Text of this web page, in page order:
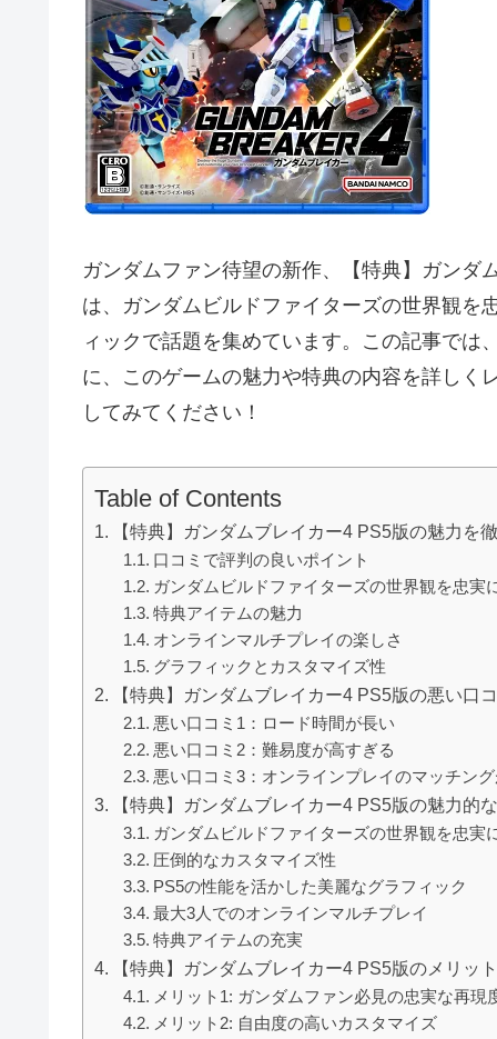
ガンダムファン待望の新作、【特典】ガンダ
は、ガンダムビルドファイターズの世界観を
ィックで話題を集めています。この記事で
に、このゲームの魅力や特典の内容を詳しく
してみてください！
Table of Contents
【特典】ガンダムブレイカー4 PS5版の魅力を
口コミで評判の良いポイント
ガンダムビルドファイターズの世界観を忠実
特典アイテムの魅力
オンラインマルチプレイの楽しさ
グラフィックとカスタマイズ性
【特典】ガンダムブレイカー4 PS5版の悪い口
悪い口コミ1：ロード時間が長い
悪い口コミ2：難易度が高すぎる
悪い口コミ3：オンラインプレイのマッチン
【特典】ガンダムブレイカー4 PS5版の魅力的
ガンダムビルドファイターズの世界観を忠実
圧倒的なカスタマイズ性
PS5の性能を活かした美麗なグラフィック
最大3人でのオンラインマルチプレイ
特典アイテムの充実
【特典】ガンダムブレイカー4 PS5版のメリッ
メリット1: ガンダムファン必見の忠実な再現
メリット2: 自由度の高いカスタマイズ